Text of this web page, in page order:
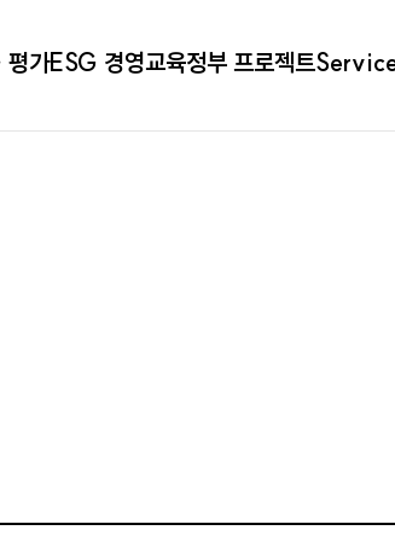
평가ESG 경영교육정부 프로젝트